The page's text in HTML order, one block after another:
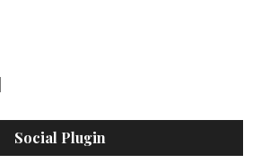
Social Plugin